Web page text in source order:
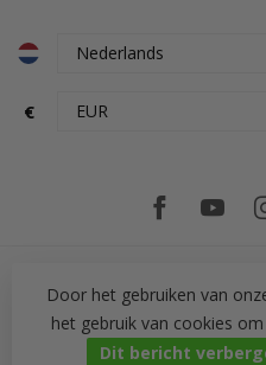
€
© Copyright
Door het gebruiken van
het gebruik van cookies
Dit bericht